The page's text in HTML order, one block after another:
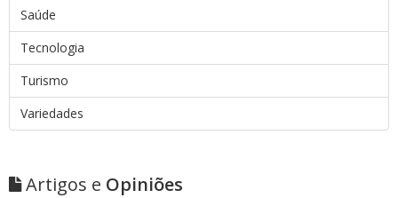
Saúde
Tecnologia
Turismo
Variedades
Artigos e Opiniões